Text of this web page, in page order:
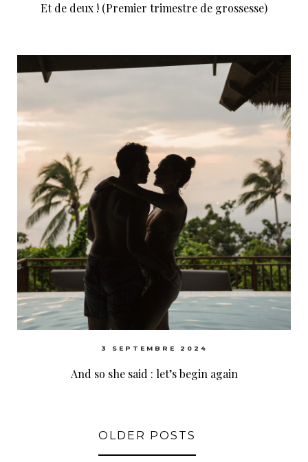
Et de deux ! (Premier trimestre de grossesse)
3 SEPTEMBRE 2024
And so she said : let’s begin again
OLDER POSTS